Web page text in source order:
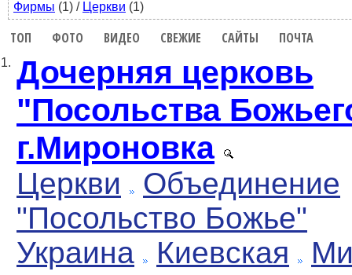
Фирмы (1) / Церкви (1)
ТОП ФОТО ВИДЕО СВЕЖИЕ САЙТЫ ПОЧТА
1. Дочерняя церковь
"Посольства
г.Мироновка
Церкви
Объединение
"Посольство Божье"
Украина
Киевская